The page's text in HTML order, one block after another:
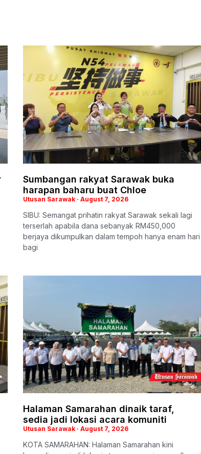
Sumbangan rakyat Sarawak buka
harapan baharu buat Chloe
Utusan Sarawak August 7, 2026
SIBU: Semangat prihatin rakyat Sarawak sekali lagi
terserlah apabila dana sebanyak RM450,000
berjaya dikumpulkan dalam tempoh hanya enam hari
bagi
Halaman Samarahan dinaik taraf,
sedia jadi lokasi acara komuniti
Utusan Sarawak August 7, 2026
KOTA SAMARAHAN: Halaman Samarahan kini